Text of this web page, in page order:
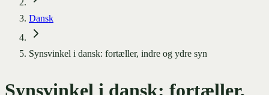
Dansk
Synsvinkel i dansk: fortæller, indre og ydre syn
Synsvinkel i dansk: fortæller,